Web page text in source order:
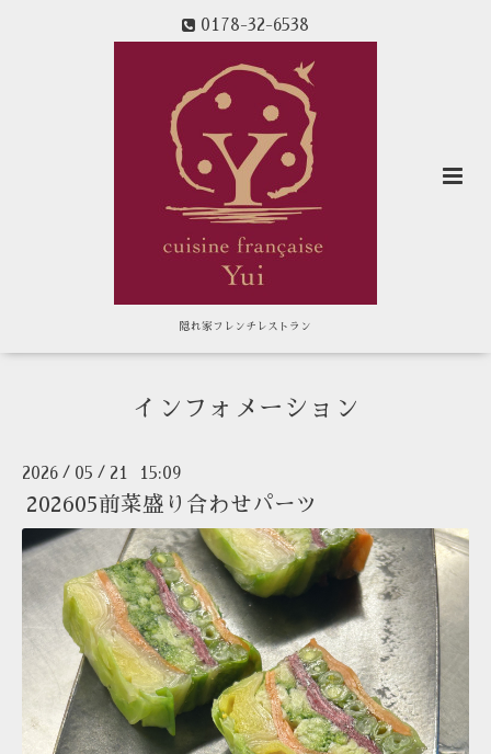
0178-32-6538
隠れ家フレンチレストラン
インフォメーション
2026 / 05 / 21 15:09
202605前菜盛り合わせパーツ